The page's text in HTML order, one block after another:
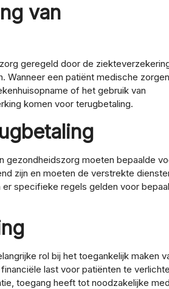
van
geregeld door de
Wanneer een patiënt medische
of het gebruik van
komen voor terugbetaling.
gezondheidszorg moeten bepaalde
zijn en moeten de verstrekte
er specifieke regels gelden voor
rol bij het toegankelijk maken
last voor patiënten te
toegang heeft tot noodzakelijke